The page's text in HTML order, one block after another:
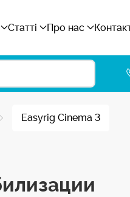
Статті Про нас
Easyrig Cinema 3